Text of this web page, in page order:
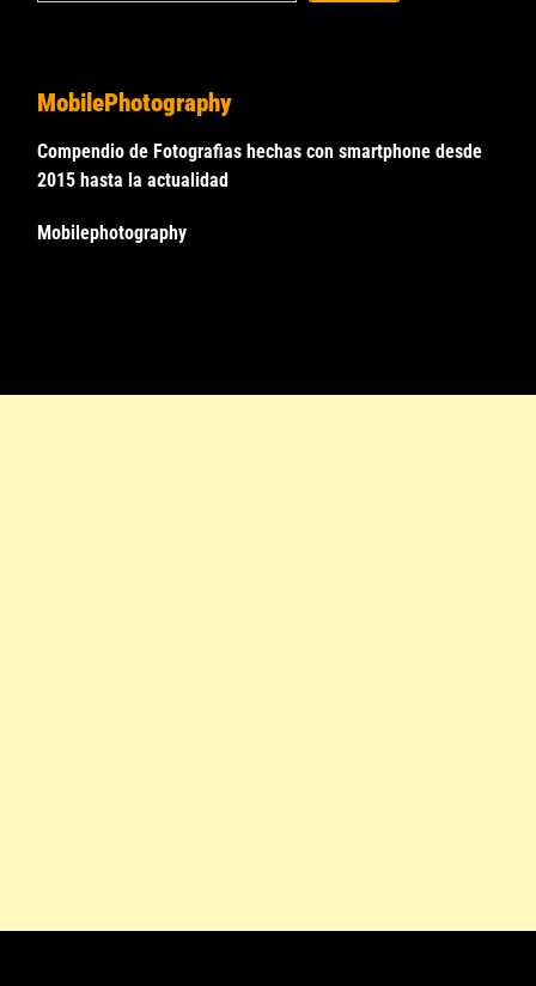
MobilePhotography
Compendio de Fotografias hechas con smartphone desde
2015 hasta la actualidad
Mobilephotography